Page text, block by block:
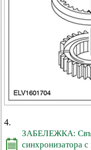
4.
ЗАБЕЛЕЖКА:
синхронизатора